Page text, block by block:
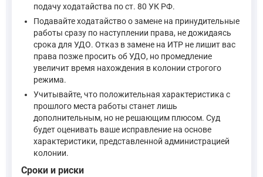
подачу ходатайства по ст. 80 УК РФ.
Подавайте ходатайство о замене на принудительные
работы сразу по наступлении права, не дожидаясь
срока для УДО. Отказ в замене на ИТР не лишит вас
права позже просить об УДО, но промедление
увеличит время нахождения в колонии строгого
режима.
Учитывайте, что положительная характеристика с
прошлого места работы станет лишь
дополнительным, но не решающим плюсом. Суд
будет оценивать ваше исправление на основе
характеристики, представленной администрацией
колонии.
Сроки и риски